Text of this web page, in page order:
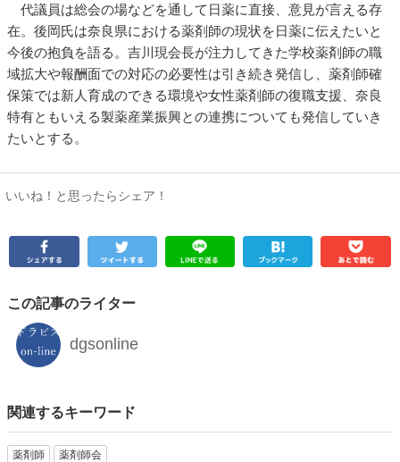
代議員は総会の場などを通して日薬に直接、意見が言える存
在。後岡氏は奈良県における薬剤師の現状を日薬に伝えたいと
今後の抱負を語る。吉川現会長が注力してきた学校薬剤師の職
域拡大や報酬面での対応の必要性は引き続き発信し、薬剤師確
保策では新人育成のできる環境や女性薬剤師の復職支援、奈良
特有ともいえる製薬産業振興との連携についても発信していき
たいとする。
いいね！と思ったらシェア！
この記事のライター
dgsonline
関連するキーワード
薬剤師 薬剤師会